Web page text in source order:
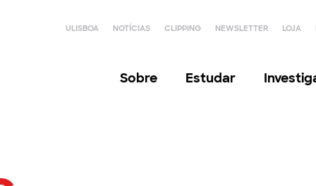
ULISBOA NOTÍCIAS CLIPPING NEWSLETTER LOJA
Sobre Estudar